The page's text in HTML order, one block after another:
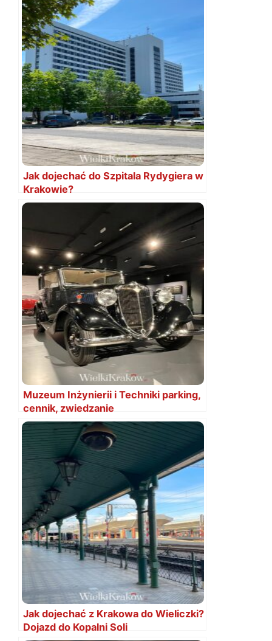
Jak dojechać do Szpitala Rydygiera w
Krakowie?
Muzeum Inżynierii i Techniki parking,
cennik, zwiedzanie
Jak dojechać z Krakowa do Wieliczki?
Dojazd do Kopalni Soli